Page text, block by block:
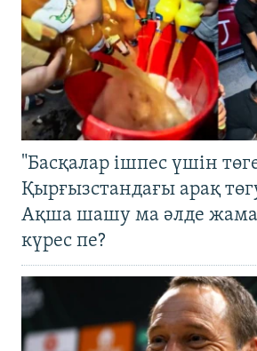
"Басқалар ішпес үшін
Қырғызстандағы арақ
Ақша шашу ма әлде
күрес пе?